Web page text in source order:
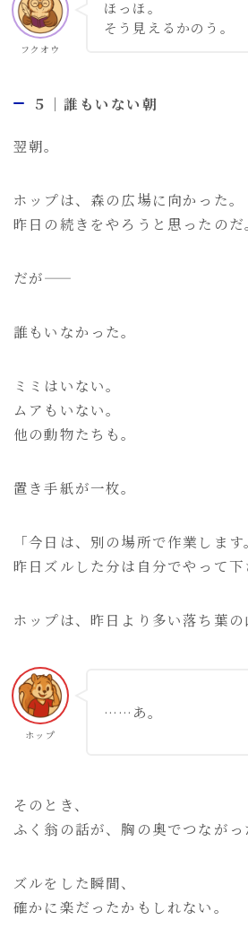
フクオウ
ほっほ。
そう見えるかのう。
５｜誰もいない朝
翌朝。
ホップは、森の広場に向かった。
昨日の続きをやろうと思ったのだ
だが――
誰もいなかった。
ミミはいない。
ムアもいない。
他の動物たちも。
置き手紙が一枚。
「今日は、別の場所で作業します
昨日ズルした分は自分でやって下
ホップは、昨日より多い落ち葉の
ホップ
……あ。
そのとき、
ふく翁の話が、胸の奥でつながっ
ズルをした瞬間、
確かに楽だったかもしれない。